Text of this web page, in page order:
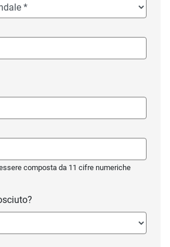
composta da 11 cifre numeriche